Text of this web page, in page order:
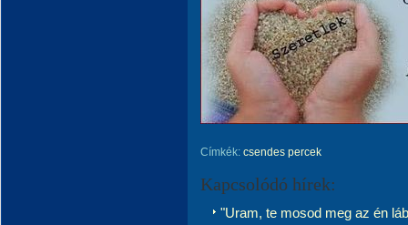
Címkék: csendes percek
Kapcsolódó hírek:
"Uram, te mosod meg az én